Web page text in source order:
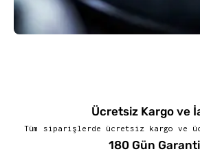
Ücretsiz Kargo ve
Tüm siparişlerde ücretsiz kargo ve
180 Gün Garanti